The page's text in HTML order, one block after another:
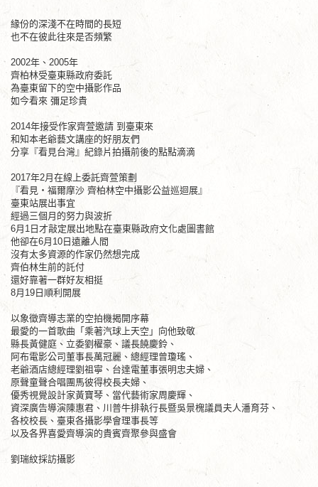
緣份的深淺不在時間的長短
也不在彼此往來是否頻繁
2002年、2005年
齊柏林受臺東縣政府委託
為臺東留下的空中攝影作品
如今看來 彌足珍貴
2014年接受作家齊萱邀請 到臺東來
和知本老爺藝文講座的好朋友們
分享『看見台灣』紀錄片拍攝前後的點點滴滴
2017年2月在線上委託齊萱策劃
『看見‧福爾摩沙 齊柏林空中攝影公益巡迴展』
臺東站展出事宜
經過三個月的努力與波折
6月1日才敲定展出地點在臺東縣政府文化處圖書館
他卻在6月10日遠離人間
沒有太多資源的作家仍然想完成
齊伯林生前的託付
還好靠著一群好友相挺
8月19日順利開展
以象徵齊導志業的空拍機揭開序幕
最愛的一首歌曲「乘著汽球上天空」向他致敬
縣長黃健庭、立委劉櫂豪、議長饒慶鈴、
阿布電影公司董事長萬冠麗、總經理曾瓊瑤、
老爺酒店總經理劉祖寧、台達電董事張明忠夫婦、
原聲童聲合唱團馬彼得校長夫婦、
優秀視覺設計家黃寶琴、當代藝術家周慶輝、
資深廣告導演陳惠君、川普牛排執行長暨吳景槐議員夫人潘育芬、
各校校長、臺東各攝影學會理事長等
以及各界喜愛齊導演的貴賓齊聚參與盛會
劉瑞紋採訪攝影